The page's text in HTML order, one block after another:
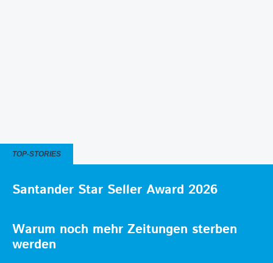
TOP-STORIES
Santander Star Seller Award 2026
Warum noch mehr Zeitungen sterben
werden